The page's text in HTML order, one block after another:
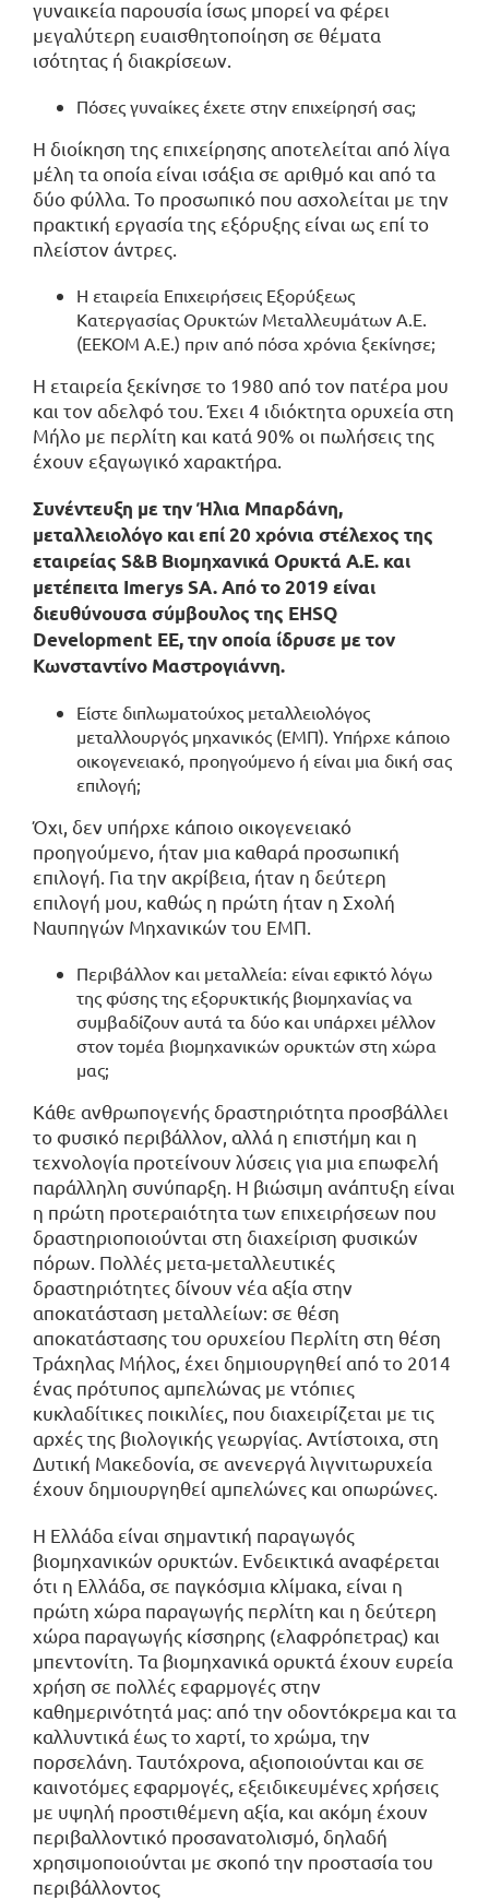
γυναικεία παρουσία ίσως μπορεί να φέρει
μεγαλύτερη ευαισθητοποίηση σε θέματα
ισότητας ή διακρίσεων.
Πόσες γυναίκες έχετε στην επιχείρησή σας;
Η διοίκηση της επιχείρησης αποτελείται από λίγα
μέλη τα οποία είναι ισάξια σε αριθμό και από τα
δύο φύλλα. Το προσωπικό που ασχολείται με την
πρακτική εργασία της εξόρυξης είναι ως επί το
πλείστον άντρες.
Η εταιρεία Επιχειρήσεις Εξορύξεως
Κατεργασίας Ορυκτών Μεταλλευμάτων Α.Ε.
(ΕΕΚΟΜ Α.Ε.) πριν από πόσα χρόνια ξεκίνησε;
Η εταιρεία ξεκίνησε το 1980 από τον πατέρα μου
και τον αδελφό του. Έχει 4 ιδιόκτητα ορυχεία στη
Μήλο με περλίτη και κατά 90% οι πωλήσεις της
έχουν εξαγωγικό χαρακτήρα.
Συνέντευξη με την Ήλια Μπαρδάνη,
μεταλλειολόγο και επί 20 χρόνια στέλεχος της
εταιρείας S&B Βιομηχανικά Ορυκτά Α.Ε. και
μετέπειτα Imerys SA. Από το 2019 είναι
διευθύνουσα σύμβουλος της EHSQ
Development EE, την οποία ίδρυσε με τον
Κωνσταντίνο Μαστρογιάννη.
Είστε διπλωματούχος μεταλλειολόγος
μεταλλουργός μηχανικός (ΕΜΠ). Υπήρχε κάποιο
οικογενειακό, προηγούμενο ή είναι μια δική σας
επιλογή;
Όχι, δεν υπήρχε κάποιο οικογενειακό
προηγούμενο, ήταν μια καθαρά προσωπική
επιλογή. Για την ακρίβεια, ήταν η δεύτερη
επιλογή μου, καθώς η πρώτη ήταν η Σχολή
Ναυπηγών Μηχανικών του ΕΜΠ.
Περιβάλλον και μεταλλεία: είναι εφικτό λόγω
της φύσης της εξορυκτικής βιομηχανίας να
συμβαδίζουν αυτά τα δύο και υπάρχει μέλλον
στον τομέα βιομηχανικών ορυκτών στη χώρα
μας;
Κάθε ανθρωπογενής δραστηριότητα προσβάλλει
το φυσικό περιβάλλον, αλλά η επιστήμη και η
τεχνολογία προτείνουν λύσεις για μια επωφελή
παράλληλη συνύπαρξη. Η βιώσιμη ανάπτυξη είναι
η πρώτη προτεραιότητα των επιχειρήσεων που
δραστηριοποιούνται στη διαχείριση φυσικών
πόρων. Πολλές μετα-μεταλλευτικές
δραστηριότητες δίνουν νέα αξία στην
αποκατάσταση μεταλλείων: σε θέση
αποκατάστασης του ορυχείου Περλίτη στη θέση
Τράχηλας Μήλος, έχει δημιουργηθεί από το 2014
ένας πρότυπος αμπελώνας με ντόπιες
κυκλαδίτικες ποικιλίες, που διαχειρίζεται με τις
αρχές της βιολογικής γεωργίας. Αντίστοιχα, στη
Δυτική Μακεδονία, σε ανενεργά λιγνιτωρυχεία
έχουν δημιουργηθεί αμπελώνες και οπωρώνες.
Η Ελλάδα είναι σημαντική παραγωγός
βιομηχανικών ορυκτών. Ενδεικτικά αναφέρεται
ότι η Ελλάδα, σε παγκόσμια κλίμακα, είναι η
πρώτη χώρα παραγωγής περλίτη και η δεύτερη
χώρα παραγωγής κίσσηρης (ελαφρόπετρας) και
μπεντονίτη. Τα βιομηχανικά ορυκτά έχουν ευρεία
χρήση σε πολλές εφαρμογές στην
καθημερινότητά μας: από την οδοντόκρεμα και τα
καλλυντικά έως το χαρτί, το χρώμα, την
πορσελάνη. Ταυτόχρονα, αξιοποιούνται και σε
καινοτόμες εφαρμογές, εξειδικευμένες χρήσεις
με υψηλή προστιθέμενη αξία, και ακόμη έχουν
περιβαλλοντικό προσανατολισμό, δηλαδή
χρησιμοποιούνται με σκοπό την προστασία του
περιβάλλοντος